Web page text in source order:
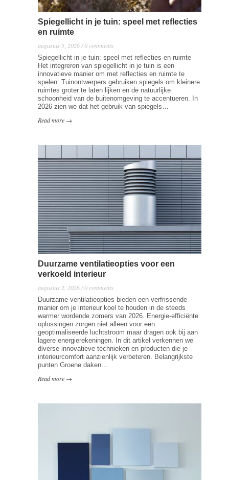
Spiegellicht in je tuin: speel met reflecties
en ruimte
augustus 5, 2026 / 0 comments
Spiegellicht in je tuin: speel met reflecties en ruimte
Het integreren van spiegellicht in je tuin is een
innovatieve manier om met reflecties en ruimte te
spelen. Tuinontwerpers gebruiken spiegels om kleinere
ruimtes groter te laten lijken en de natuurlijke
schoonheid van de buitenomgeving te accentueren. In
2026 zien we dat het gebruik van spiegels…
Read more →
Duurzame ventilatieopties voor een
verkoeld interieur
augustus 2, 2026 / 0 comments
Duurzame ventilatieopties bieden een verfrissende
manier om je interieur koel te houden in de steeds
warmer wordende zomers van 2026. Energie-efficiënte
oplossingen zorgen niet alleen voor een
geoptimaliseerde luchtstroom maar dragen ook bij aan
lagere energierekeningen. In dit artikel verkennen we
diverse innovatieve technieken en producten die je
interieurcomfort aanzienlijk verbeteren. Belangrijkste
punten Groene daken…
Read more →